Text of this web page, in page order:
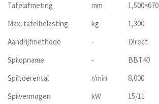
Tafelafmeting
mm 1,500×670
Max. tafelbelasting
kg 1,300
Aandrijfmethode
- Direct
Spilopname
- BBT40
Spiltoerental
r/min 8,000
Spilvermogen
kW 15/11